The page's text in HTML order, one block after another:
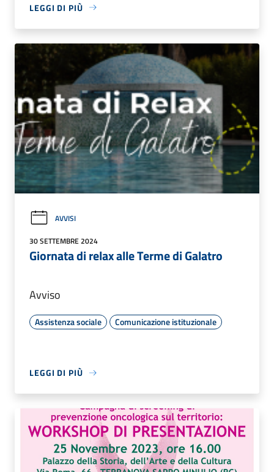
LEGGI DI PIÙ
AVVISI
30 SETTEMBRE 2024
Giornata di relax alle Terme di Galatro
Avviso
Assistenza sociale Comunicazione istituzionale
LEGGI DI PIÙ